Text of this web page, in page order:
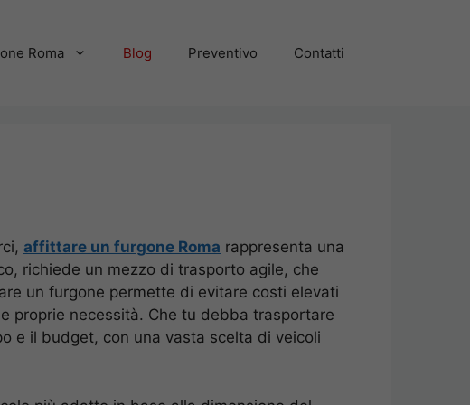
Roma Blog Preventivo Contatti
affittare un furgone Roma rappresenta una
richiede un mezzo di trasporto agile, che
un furgone permette di evitare costi elevati
proprie necessità. Che tu debba trasportare
e il budget, con una vasta scelta di veicoli